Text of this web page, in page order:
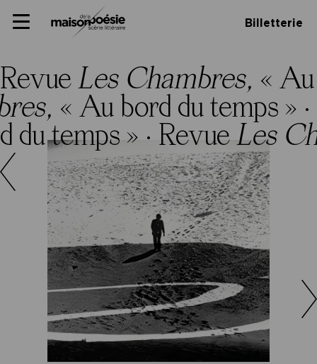
Panneau de gestion des cookies
to
Primary
Billetterie
Revue Les Chambres, «
« Au bord du temps » ·
du temps » · Revue Les